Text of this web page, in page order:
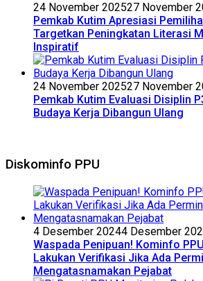
24 November 202527 November
Pemkab Kutim Apresiasi
Targetkan Peningkatan Literasi
Inspiratif
24 November 202527 November
Pemkab Kutim Evaluasi Disiplin
Budaya Kerja Dibangun Ulang
Diskominfo PPU
4 Desember 20244 Desember
Waspada Penipuan! Kominfo
Lakukan Verifikasi Jika Ada
Mengatasnamakan Pejabat